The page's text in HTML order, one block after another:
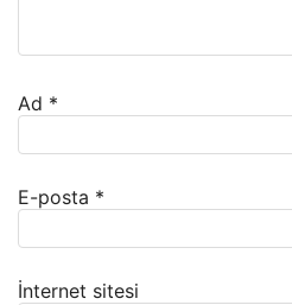
Ad *
E-posta *
İnternet sitesi